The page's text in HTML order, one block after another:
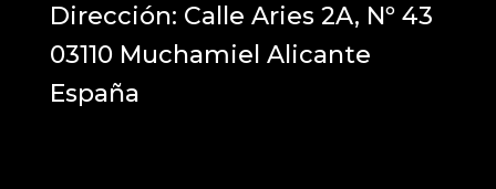
Dirección: Calle Aries 2A, Nº 43
03110 Muchamiel Alicante
España